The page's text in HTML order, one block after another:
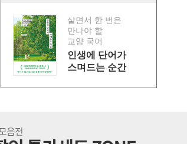
살면서 한 번은
만나야 할
교양 국어
인생에 단어가
스며드는 순간